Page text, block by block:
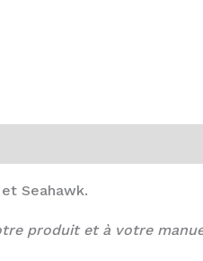
Seahawk.
produit et à votre